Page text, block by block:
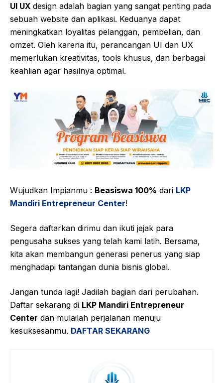
UI UX design adalah bagian yang sangat penting pada
sebuah website dan aplikasi. Keduanya dapat
meningkatkan loyalitas pelanggan, pembelian, dan
omzet. Oleh karena itu, perancangan UI dan UX
memerlukan kreativitas, tools khusus, dan berbagai
keahlian agar hasilnya optimal.
Wujudkan Impianmu : Beasiswa 100% dari LKP
Mandiri Entrepreneur Center!
Segera daftarkan dirimu dan ikuti jejak para
pengusaha sukses yang telah kami latih. Bersama,
kita akan membangun generasi penerus yang siap
menghadapi tantangan dunia bisnis global.
Jangan tunda lagi! Jadilah bagian dari perubahan.
Daftar sekarang di LKP Mandiri Entrepreneur
Center dan mulailah perjalanan menuju
kesuksesanmu. DAFTAR SEKARANG